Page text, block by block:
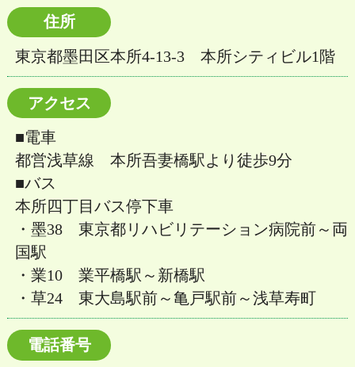
住所
東京都墨田区本所4-13-3 本所シティビル1階
アクセス
■電車
都営浅草線 本所吾妻橋駅より徒歩9分
■バス
本所四丁目バス停下車
・墨38 東京都リハビリテーション病院前～両
国駅
・業10 業平橋駅～新橋駅
・草24 東大島駅前～亀戸駅前～浅草寿町
電話番号